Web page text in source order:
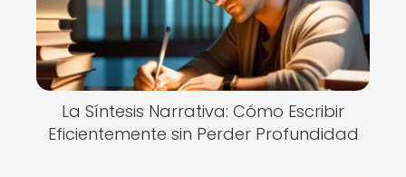
La Síntesis Narrativa: Cómo Escribir
Eficientemente sin Perder Profundidad